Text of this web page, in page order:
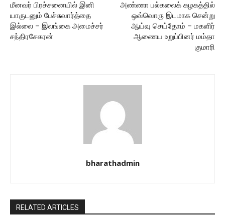
மீனவர் பிரச்சனையில் இனி
யாருடனும் பேச்சுவார்த்தை
இல்லை – இலங்கை அமைச்சர்
சந்திரசேகரன்
அண்ணா பல்கலைக் கழகத்தில்
ஒவ்வொரு இடமாக சென்று
ஆய்வு செய்தோம் – மகளிர்
ஆணைய உறுப்பினர் மம்தா
குமாரி
bharathadmin
RELATED ARTICLES